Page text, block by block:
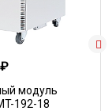
модуль
192-18